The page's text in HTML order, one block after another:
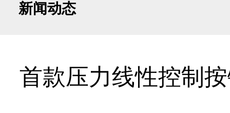
新闻动态
首款压力线性控制